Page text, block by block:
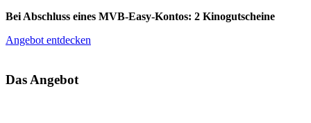
Bei Abschluss eines MVB-Easy-Kontos: 2 Kinogutscheine
Angebot entdecken
Das Angebot